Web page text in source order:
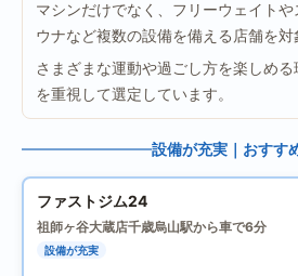
マシンだけでなく、フリーウェイト
ウナなど複数の設備を備える店舗を対
さまざまな運動や過ごし方を楽しめ
を重視して選定しています。
設備が充実｜おすす
ファストジム24
祖師ヶ谷大蔵店千歳烏山駅から車で6分
設備が充実